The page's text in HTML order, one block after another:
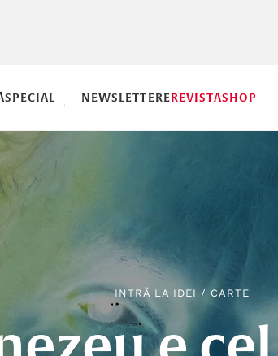
SPECIAL NEWSLETTEREREVISTASHOP
INTRĂ LA IDEI / CARTE